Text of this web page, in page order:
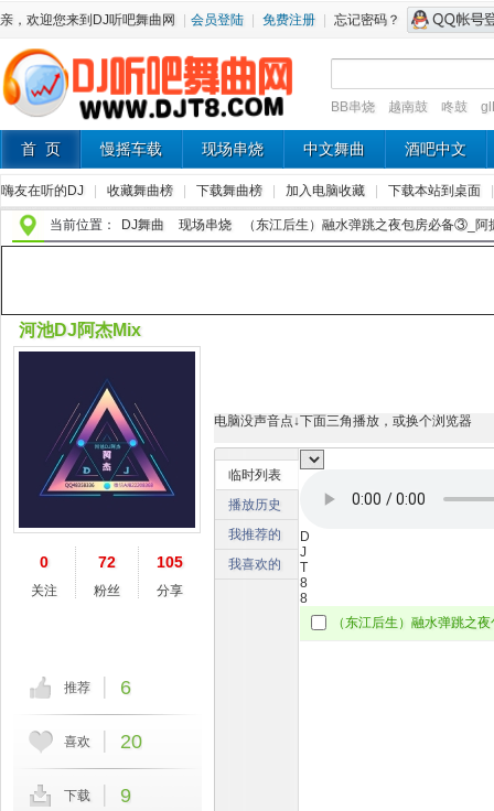
亲，欢迎您来到DJ听吧舞曲网 会员登陆 免费注册 忘记密码？
BB串烧 越南鼓 咚鼓
首 页 慢摇车载 现场串烧 中文舞曲 酒吧中文
嗨友在听的DJ 收藏舞曲榜 下载舞曲榜 加入电脑收藏 下载本站到桌面
当前位置： DJ舞曲 现场串烧 （东江后生）融水弹跳之夜包房必备③_
电脑没声音点↓下面三角播放，或换个浏览器
临时列表
播放历史
我推荐的
我喜欢的
D
J
T
8
8
河池DJ阿杰Mix
0
关注
72
粉丝
105
分享
推荐 6
喜欢 20
下载 9